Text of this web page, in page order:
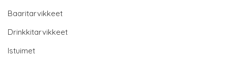
Baaritarvikkeet
Drinkkitarvikkeet
Istuimet